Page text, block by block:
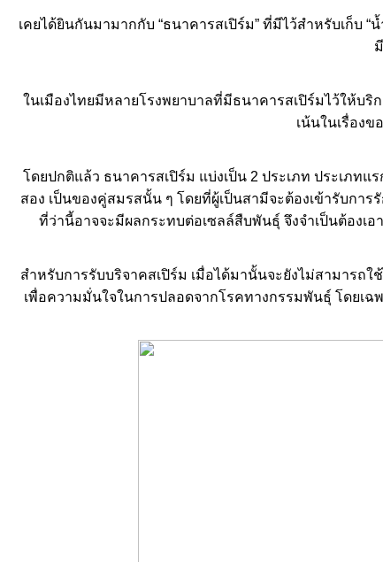
เคยได้ยินกันมามากกับ “ธนาคารสเปิร์ม” ที่มีไว้สำหรับเก็บ
นเมืองไทยมีหลายโรงพยาบาลที่มีธนาคารสเปิร์มไว้ให้บริ
เน้นในเรื่อง
ดยปกติแล้ว ธนาคารสเปิร์ม แบ่งเป็น 2 ประเภท ประเภท
สอง เป็นของคู่สมรสนั้น ๆ โดยที่ผู้เป็นสามีจะต้องเข้ารับกา
ที่ว่านี้อาจจะมีผลกระทบต่อเซลล์สืบพันธุ์ จึงจำเป็นต้อง
สำหรับการรับบริจาคสเปิร์ม เมื่อได้มานั้นจะยังไม่สามารถใ
เพื่อความมั่นใจในการปลอดจากโรคทางกรรมพันธุ์ โดยเฉ